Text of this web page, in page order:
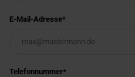
E-Mail-Adresse
Telefonnummer